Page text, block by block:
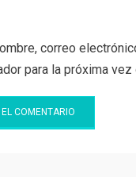
correo
para la próxima vez